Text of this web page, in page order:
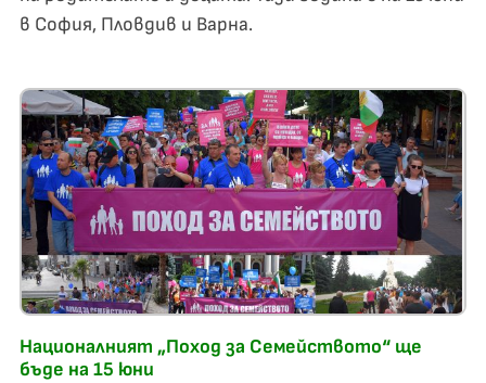
в София, Пловдив и Варна.
Националният „Поход за Семейството“ ще
бъде на 15 юни